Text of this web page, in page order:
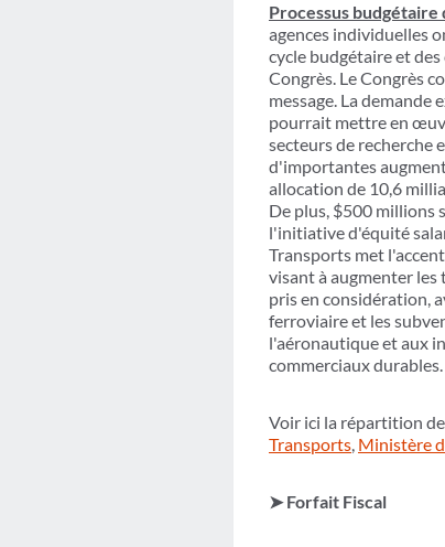
Processus budgétaire
agences individuelles
cycle budgétaire et
Congrès. Le Congrès
message. La
pourrait mettre en
secteurs de recherche
d'importantes
allocation de 10,6
De plus, $500 millions
l'initiative d'équité
Transports met
visant à augmenter les
pris en considération,
ferroviaire et les
l'aéronautique et aux
commerciaux durables.
Voir ici la répartition
Transports, Ministère
➤ Forfait Fiscal